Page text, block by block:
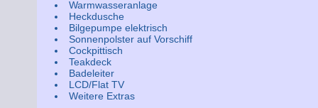
Warmwasseranlage
Heckdusche
Bilgepumpe elektrisch
Sonnenpolster auf Vorschiff
Cockpittisch
Teakdeck
Badeleiter
LCD/Flat TV
Weitere Extras